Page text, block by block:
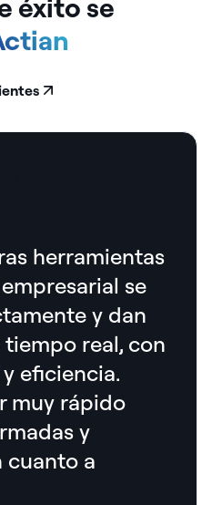
éxito se
herramientas
se
y dan
real, con
eficiencia.
muy rápido
y
cuanto a